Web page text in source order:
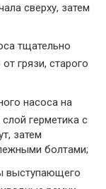
сверху, затем
тщательно
грязи, старого
насоса на
герметика с
затем
болтами;
выступающего